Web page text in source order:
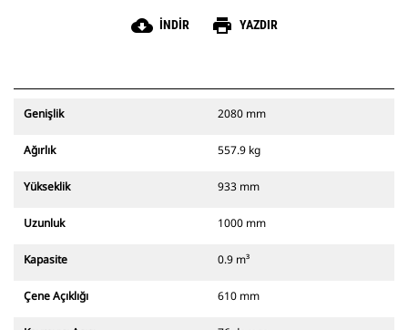
cloud_download İNDIR print YAZDIR
Genişlik 2080 mm
Ağırlık 557.9 kg
Yükseklik 933 mm
Uzunluk 1000 mm
Kapasite 0.9 m³
Çene Açıklığı 610 mm